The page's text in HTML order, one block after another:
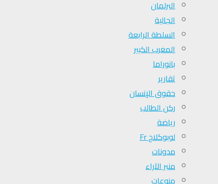
البرلمان
الجالية
السلطة الرابعة
المغرب الكبير
بانوراما
تقارير
حقوق الإنسان
ركن الطالب
رياضة
لوبوكلاج Fr
مدونات
منبر الآراء
منوعات